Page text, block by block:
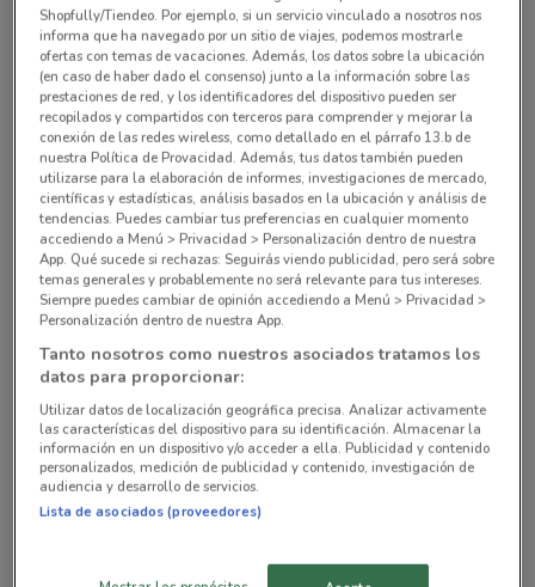
Sucursales Laboratorio Médico Polanco alrededor
Av. Guadalupe I. Ramirez N° 610 Ciudad De
México
10.7 km
Cenicienta #204, Esquina Av. La Turba Ciudad De
México
11.6 km
Av. 16 de Septiembre No. 33 Ciudad De México
11.6 km
Calzada de San Lorenzo No. 60 Ciudad De México
12 km
Plaza Acequia Lote 3-6 Ciudad De México
Shopfully/Tiendeo. Por ejemplo, si un servicio vinculado a nosotros nos
informa que ha navegado por un sitio de viajes, podemos mostrarle
ofertas con temas de vacaciones. Además, los datos sobre la ubicación
(en caso de haber dado el consenso) junto a la información sobre las
prestaciones de red, y los identificadores del dispositivo pueden ser
recopilados y compartidos con terceros para comprender y mejorar la
conexión de las redes wireless, como detallado en el párrafo 13.b de
nuestra Política de Provacidad. Además, tus datos también pueden
utilizarse para la elaboración de informes, investigaciones de mercado,
científicas y estadísticas, análisis basados en la ubicación y análisis de
tendencias. Puedes cambiar tus preferencias en cualquier momento
accediendo a Menú > Privacidad > Personalización dentro de nuestra
App. Qué sucede si rechazas: Seguirás viendo publicidad, pero será sobre
temas generales y probablemente no será relevante para tus intereses.
Siempre puedes cambiar de opinión accediendo a Menú > Privacidad >
Personalización dentro de nuestra App.
Tanto nosotros como nuestros asociados tratamos los
datos para proporcionar:
Utilizar datos de localización geográfica precisa. Analizar activamente
las características del dispositivo para su identificación. Almacenar la
información en un dispositivo y/o acceder a ella. Publicidad y contenido
personalizados, medición de publicidad y contenido, investigación de
audiencia y desarrollo de servicios.
Lista de asociados (proveedores)